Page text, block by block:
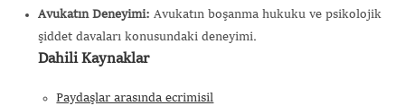
Avukatın Deneyimi: Avukatın boşanma hukuku ve psikolojik
şiddet davaları konusundaki deneyimi.
Dahili Kaynaklar
Paydaşlar arasında ecrimisil